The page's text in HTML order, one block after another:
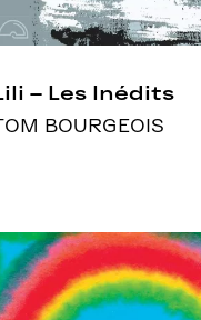
– Les Inédits
BOURGEOIS